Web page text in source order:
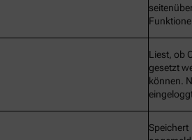
Liest, ob
gesetzt
können.
Speichert